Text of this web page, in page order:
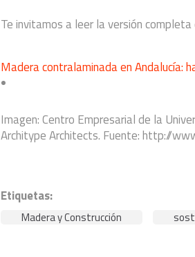
Te invitamos a leer la versión
Madera contralaminada en Andalucía:
Imagen: Centro Empresarial de la
Architype Architects. Fuente: http://
Etiquetas:
Madera y Construcción